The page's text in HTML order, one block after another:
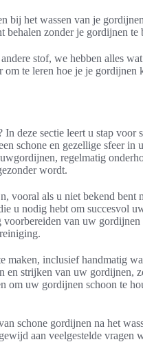
bij het wassen van je
behalen zonder je gordijnen te
stof, we hebben alles
te leren hoe je je gordijnen
In deze sectie leert u stap voor
schone en gezellige sfeer in
regelmatig
wordt.
vooral als u niet bekend bent
u nodig hebt om succesvol
van uw
inclusief handmatig
en strijken van uw gordijnen,
om uw gordijnen schoon te
schone gordijnen na het
aan veelgestelde vragen